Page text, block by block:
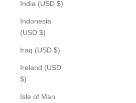
India (USD $)
Indonesia
(USD $)
Iraq (USD $)
Ireland (USD
$)
Isle of Man